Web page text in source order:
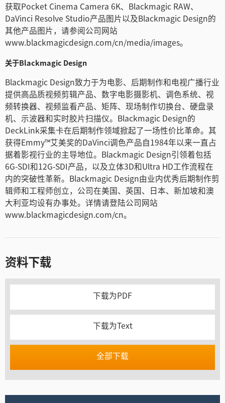
获取Pocket Cinema Camera 6K、Blackmagic RAW、
DaVinci Resolve Studio产品图片以及Blackmagic Design的
其他产品图片，请参阅公司网站
www.blackmagicdesign.com/cn/media/images。
关于Blackmagic Design
Blackmagic Design致力于为电影、后期制作和电视广播行业
提供高品质视频剪辑产品、数字电影摄影机、调色系统、视
频转换器、视频监看产品、矩阵、现场制作切换台、硬盘录
机、示波器和实时胶片扫描仪。Blackmagic Design的
DeckLink采集卡在后期制作领域掀起了一场性价比革命。其
获得Emmy™艾美奖的DaVinci调色产品自1984年以来一直占
据着影视行业的主导地位。Blackmagic Design引领着包括
6G-SDI和12G-SDI产品，以及立体3D和Ultra HD工作流程在
内的突破性革新。Blackmagic Design由业内优秀后期制作剪
辑师和工程师创立，公司在美国、英国、日本、新加坡和澳
大利亚均设有办事处。详情请登陆公司网站
www.blackmagicdesign.com/cn。
资料下载
下载为PDF
下载为Text
全部下载